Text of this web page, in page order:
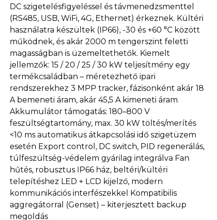
DC szigetelésfigyeléssel és távmenedzsmenttel
(RS485, USB, WiFi, 4G, Ethernet) érkeznek. Kültéri
használatra készültek (IP66), -30 és +60 °C között
működnek, és akár 2000 m tengerszint feletti
magasságban is üzemeltethetők. Kiemelt
jellemzők: 15 / 20 / 25 / 30 kW teljesítmény egy
termékcsaládban – méretezhető ipari
rendszerekhez 3 MPP tracker, fázisonként akár 18
A bemeneti áram, akár 45,5 A kimeneti áram
Akkumulátor támogatás: 180–800 V
feszültségtartomány, max. 30 kW töltés/merítés
<10 ms automatikus átkapcsolási idő szigetüzem
esetén Export control, DC switch, PID regenerálás,
túlfeszültség-védelem gyárilag integrálva Fan
hűtés, robusztus IP66 ház, beltéri/kültéri
telepítéshez LED + LCD kijelző, modern
kommunikációs interfészekkel Kompatibilis
aggregátorral (Genset) – kiterjesztett backup
megoldás